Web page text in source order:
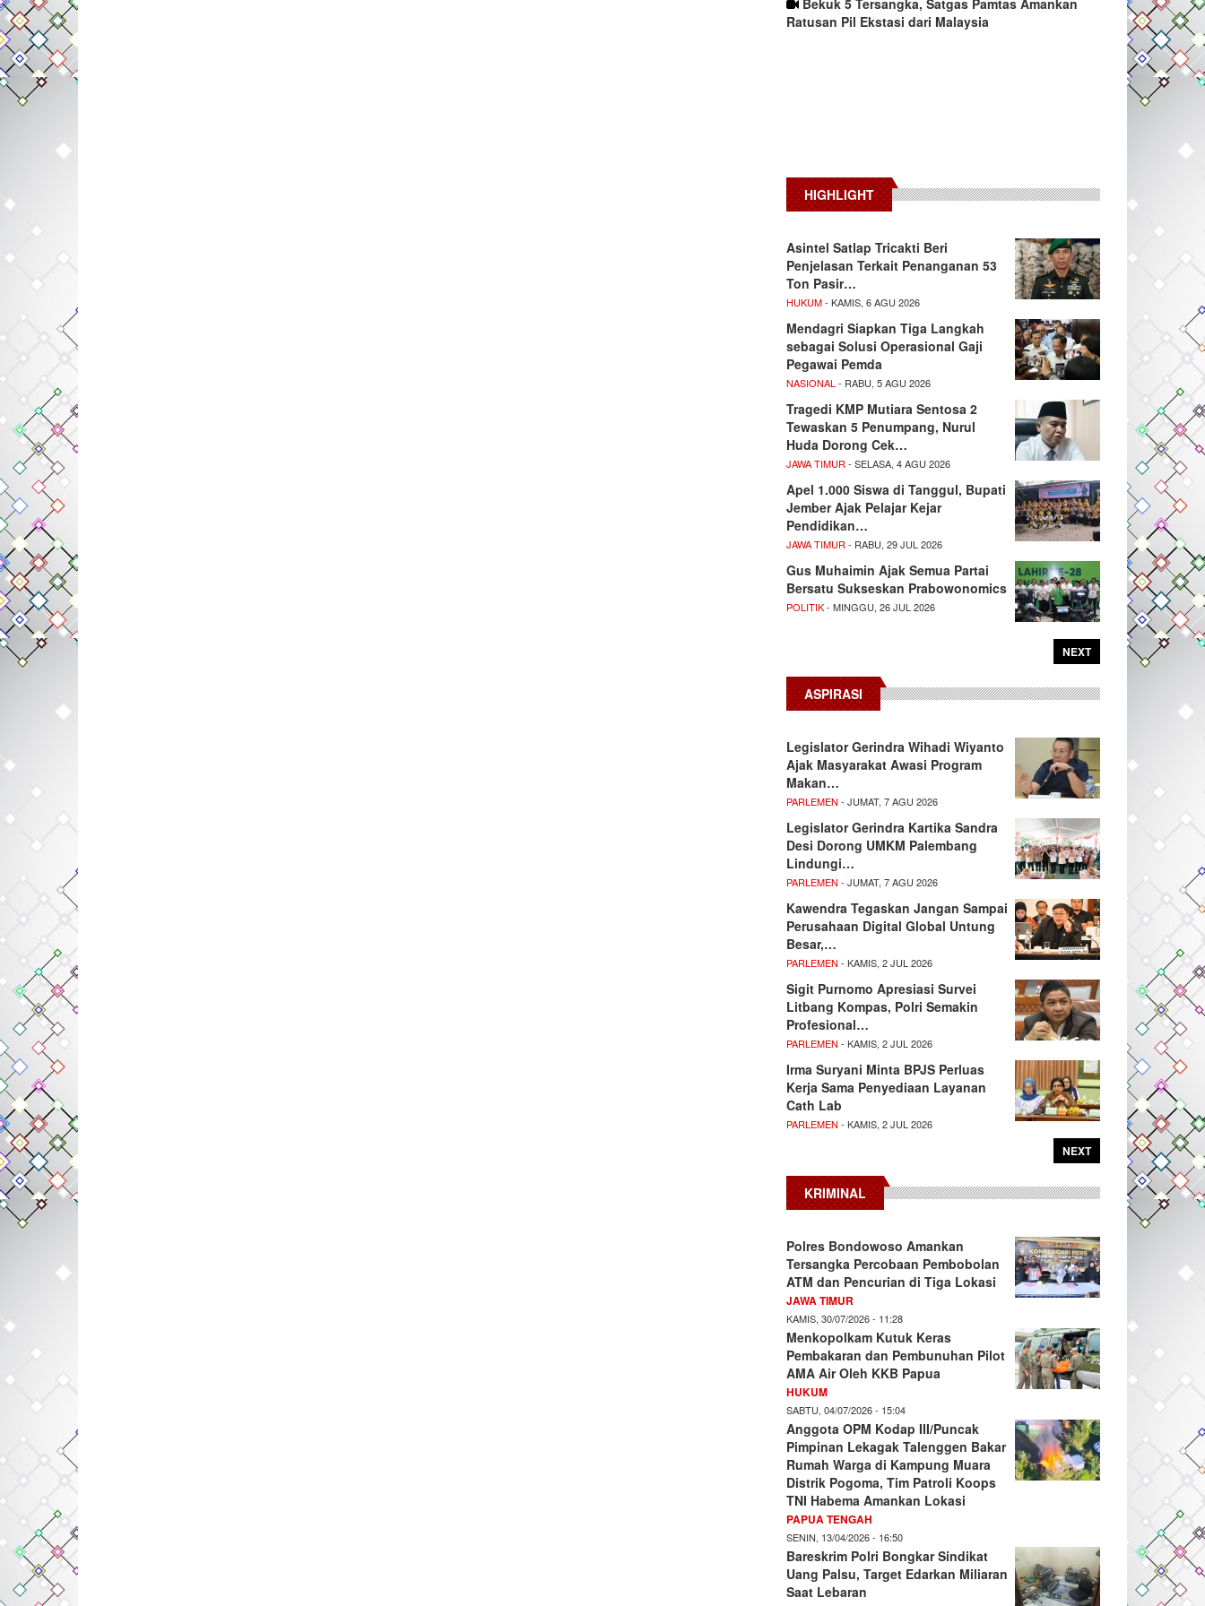
Ratusan Pil Ekstasi dari Malaysia
HIGHLIGHT
Asintel Satlap Tricakti Beri
Penjelasan Terkait Penanganan 53
Ton Pasir…
HUKUM- KAMIS, 6 AGU 2026
Mendagri Siapkan Tiga Langkah
sebagai Solusi Operasional Gaji
Pegawai Pemda
NASIONAL - RABU, 5 AGU 2026
Tragedi KMP Mutiara Sentosa 2
Tewaskan 5 Penumpang, Nurul
Huda Dorong Cek…
JAWA TIMUR - SELASA, 4 AGU 2026
Apel 1.000 Siswa di Tanggul, Bupati
Jember Ajak Pelajar Kejar
Pendidikan…
JAWA TIMUR - RABU, 29 JUL 2026
Gus Muhaimin Ajak Semua Partai
Bersatu Sukseskan Prabowonomics
POLITIK- MINGGU, 26 JUL 2026
NEXT
ASPIRASI
Legislator Gerindra Wihadi Wiyanto
Ajak Masyarakat Awasi Program
Makan…
PARLEMEN - JUMAT, 7 AGU 2026
Legislator Gerindra Kartika Sandra
Desi Dorong UMKM Palembang
Lindungi…
PARLEMEN - JUMAT, 7 AGU 2026
Kawendra Tegaskan Jangan Sampai
Perusahaan Digital Global Untung
Besar,…
PARLEMEN - KAMIS, 2 JUL 2026
Sigit Purnomo Apresiasi Survei
Litbang Kompas, Polri Semakin
Profesional…
PARLEMEN - KAMIS, 2 JUL 2026
Irma Suryani Minta BPJS Perluas
Kerja Sama Penyediaan Layanan
Cath Lab
PARLEMEN - KAMIS, 2 JUL 2026
NEXT
KRIMINAL
Polres Bondowoso Amankan
Tersangka Percobaan Pembobolan
ATM dan Pencurian di Tiga Lokasi
JAWA TIMUR
KAMIS, 30/07/2026 - 11:28
Menkopolkam Kutuk Keras
Pembakaran dan Pembunuhan Pilot
AMA Air Oleh KKB Papua
HUKUM
SABTU, 04/07/2026 - 15:04
Anggota OPM Kodap III/Puncak
Pimpinan Lekagak Talenggen Bakar
Rumah Warga di Kampung Muara
Distrik Pogoma, Tim Patroli Koops
TNI Habema Amankan Lokasi
PAPUA TENGAH
SENIN, 13/04/2026 - 16:50
Bareskrim Polri Bongkar Sindikat
Uang Palsu, Target Edarkan Miliaran
Saat Lebaran